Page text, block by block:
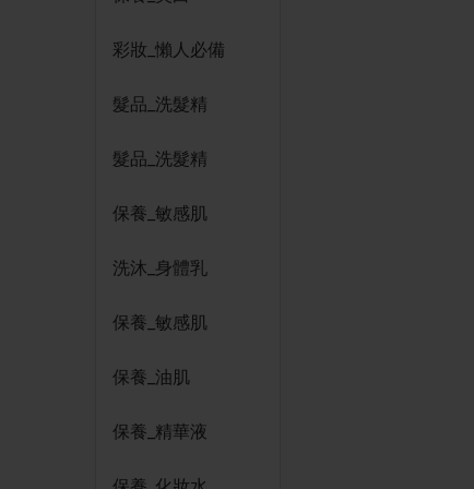
彩妝_懶人必備
髮品_洗髮精
髮品_洗髮精
保養_敏感肌
洗沐_身體乳
保養_敏感肌
保養_油肌
保養_精華液